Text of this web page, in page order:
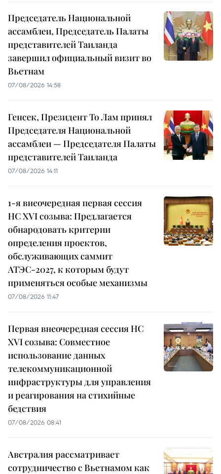
Председатель Национальной
ассамблеи, Председатель Палаты
представителей Таиланда
завершил официальный визит во
Вьетнам
07/08/2026 14:58
Генсек, Президент То Лам принял
Председателя Национальной
ассамблеи — Председателя Палаты
представителей Таиланда
07/08/2026 14:11
1-я внеочередная первая сессия
НС XVI созыва: Предлагается
обнародовать критерии
определения проектов,
обслуживающих саммит
АТЭС-2027, к которым будут
применяться особые механизмы
07/08/2026 11:47
Первая внеочередная сессия НС
XVI созыва: Совместное
использование данных
телекоммуникационной
инфраструктуры для управления
и реагирования на стихийные
бедствия
07/08/2026 08:41
Австралия рассматривает
сотрудничество с Вьетнамом как